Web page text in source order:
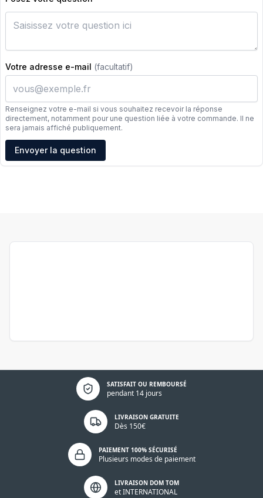
Votre adresse e-mail (facultatif)
Renseignez votre e-mail si vous souhaitez recevoir la réponse
directement, notamment pour une question liée à votre commande. Il ne
sera jamais affiché publiquement.
Adresse e-mail
Envoyer la question
SATISFAIT OU REMBOURSÉ
pendant 14 jours
Politique de confidentialité
LIVRAISON GRATUITE
Dès 150€
PAIEMENT 100% SÉCURISÉ
Plusieurs modes de paiement
LIVRAISON DOM TOM
et INTERNATIONAL